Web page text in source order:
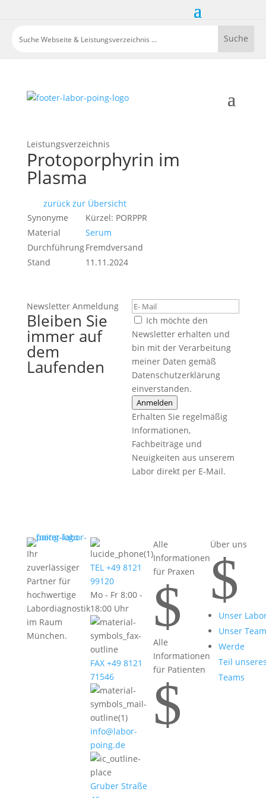
Leistungsverzeichnis
Protoporphyrin im
Plasma
zurück zur Übersicht
Synonyme
Kürzel: PORPPR
Material
Serum
DurchführungFremdversand
Stand
11.11.2024
Newsletter Anmeldung
Bleiben Sie
immer auf
dem
Laufenden
Ich möchte den
Newsletter erhalten und
bin mit der Verarbeitung
meiner Daten gemäß
Datenschutzerklärung
einverstanden.
Anmelden
Erhalten Sie regelmäßig
Informationen,
Fachbeiträge und
Neuigkeiten aus unserem
Labor direkt per E-Mail.
Ihr
zuverlässiger
Partner für
hochwertige
Labordiagnostik
im Raum
München.
TEL +49 8121
99120
Mo - Fr 8:00 -
18:00 Uhr
FAX +49 8121
71546
info@labor-
poing.de
Gruber Straße
Alle
Informationen
für Praxen
$
Alle
Informationen
für Patienten
$
Über uns
$
Unser
Unser Team
Werde
Teil
Teams